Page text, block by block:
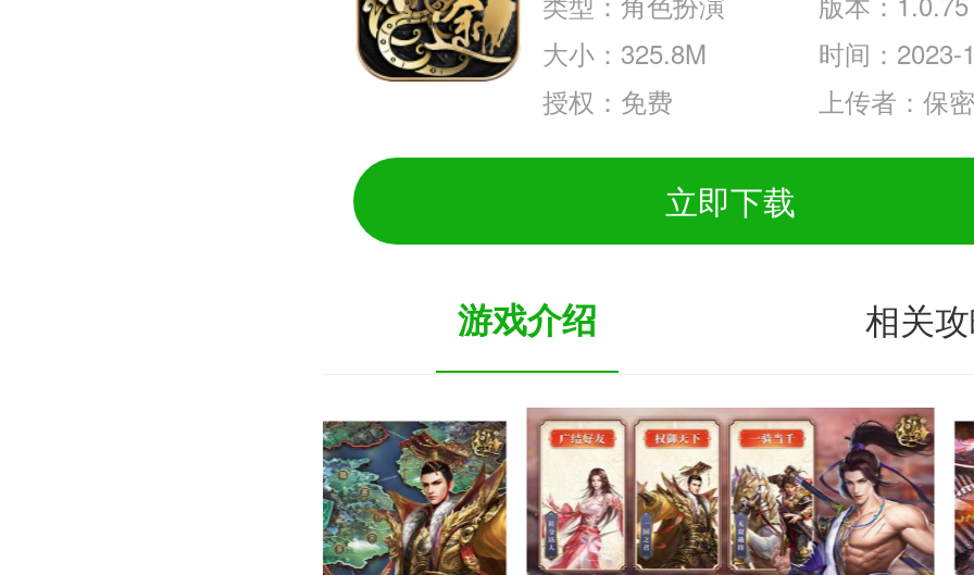
大小：325.8M
时间：2023-
授权：免费
上传者：保
立即下载
游戏介绍 相关